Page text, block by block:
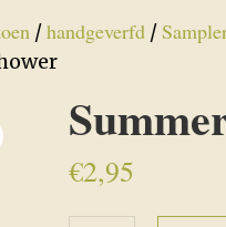
/handgeverfd /
€2,95